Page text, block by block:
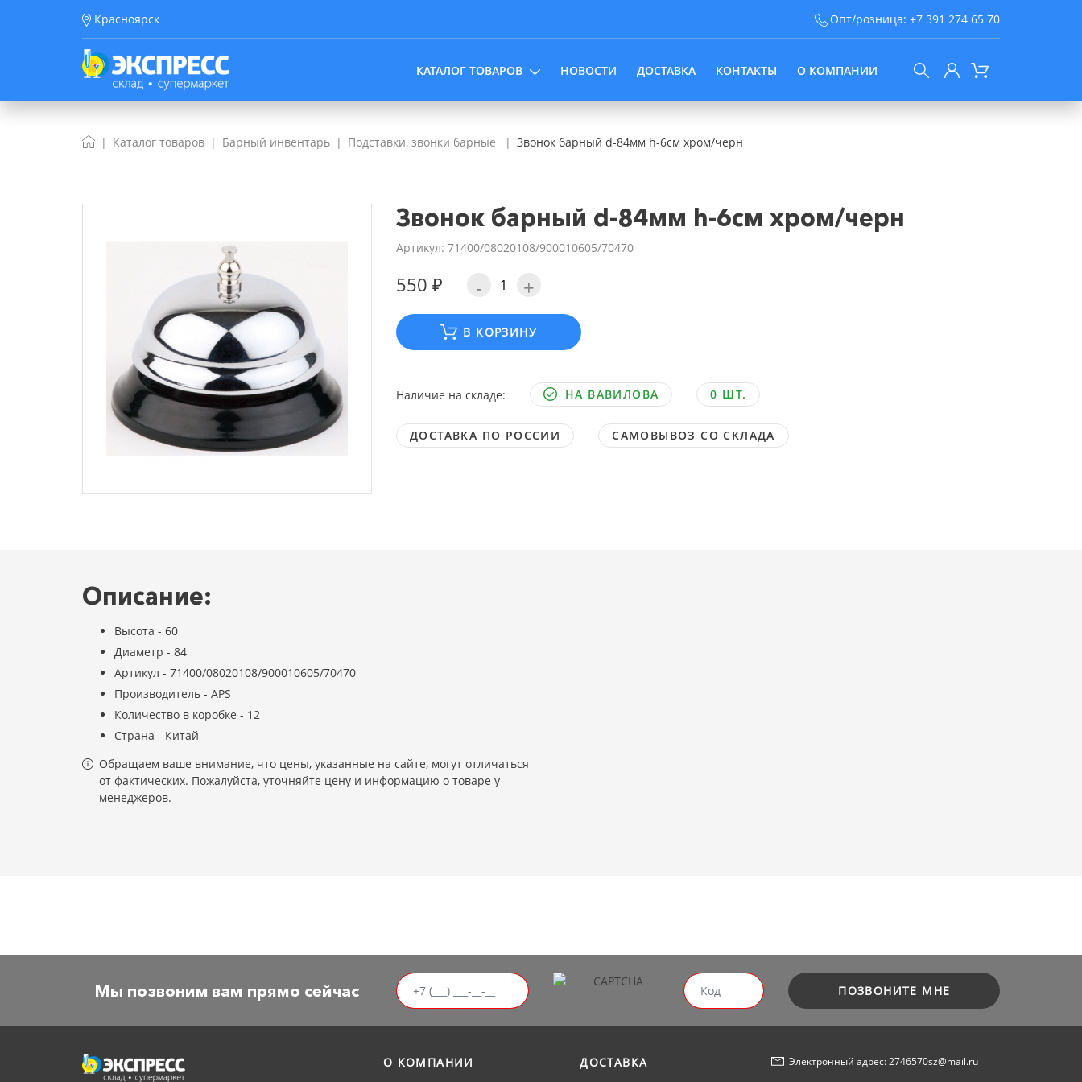
Красноярск Опт/розница: +7 391 274 65 70
КАТАЛОГ ТОВАРОВ НОВОСТИ ДОСТАВКА КОНТАКТЫ О КОМПАНИИ
Каталог товаров Барный инвентарь Подставки, звонки барные Звонок барный d-84мм h-6см хром/черн
Звонок барный d-84мм h-6см хром/черн
Артикул: 71400/08020108/900010605/70470
550 ₽ - +
В КОРЗИНУ
Наличие на складе: НА ВАВИЛОВА 0 ШТ.
ДОСТАВКА ПО РОССИИ САМОВЫВОЗ СО СКЛАДА
Описание:
Высота - 60
Диаметр - 84
Артикул - 71400/08020108/900010605/70470
Производитель - APS
Количество в коробке - 12
Страна - Китай
Обращаем ваше внимание, что цены, указанные на сайте, могут отличаться
от фактических. Пожалуйста, уточняйте цену и информацию о товаре у
менеджеров.
Мы позвоним вам прямо сейчас ПОЗВОНИТЕ МНЕ
О КОМПАНИИ
ДОСТАВКА
Электронный адрес: 2746570sz@mail.ru